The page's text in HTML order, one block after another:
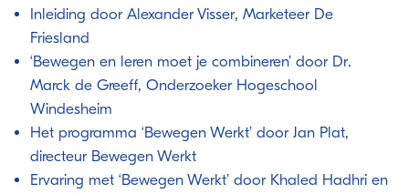
Inleiding door Alexander Visser, Marketeer De
Friesland
‘Bewegen en leren moet je combineren’ door Dr.
Marck de Greeff, Onderzoeker Hogeschool
Windesheim
Het programma ‘Bewegen Werkt’ door Jan Plat,
directeur Bewegen Werkt
Ervaring met ‘Bewegen Werkt’ door Khaled Hadhri en